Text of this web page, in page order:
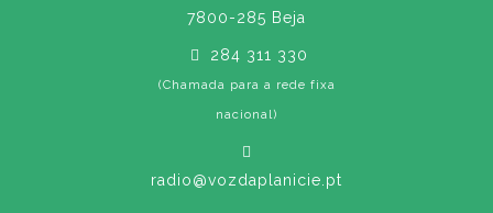
7800-285 Beja
284 311 330
(Chamada para a rede fixa
nacional)
radio@vozdaplanicie.pt